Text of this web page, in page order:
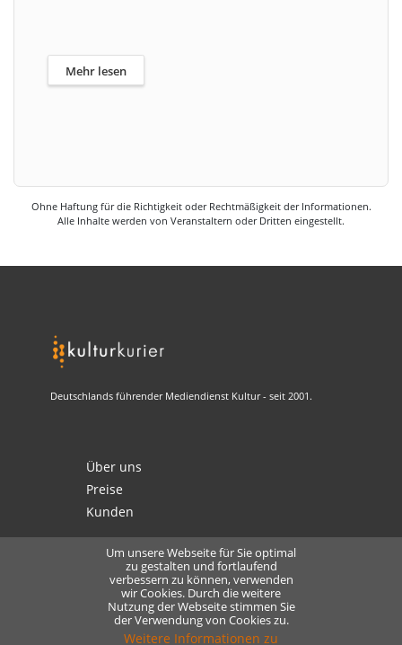
Mehr lesen
Ohne Haftung für die Richtigkeit oder Rechtmäßigkeit der Informationen.
Alle Inhalte werden von Veranstaltern oder Dritten eingestellt.
Deutschlands führender Mediendienst Kultur - seit 2001.
Über uns
Preise
Kunden
Kontakt
Datenschutz
Lizensierung
Um unsere Webseite für Sie optimal
zu gestalten und fortlaufend
verbessern zu können, verwenden
wir Cookies. Durch die weitere
Nutzung der Webseite stimmen Sie
der Verwendung von Cookies zu.
Weitere Informationen zu